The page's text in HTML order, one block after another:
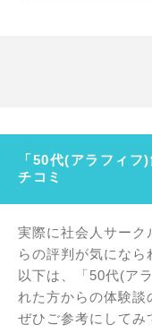
「50代(アラフィ
チコミ
実際に社会人サーク
らの評判が気になら
以下は、「50代(ア
れた方からの体験談
ぜひご参考にしてみ